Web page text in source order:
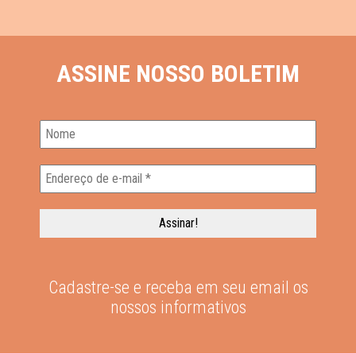
ASSINE NOSSO BOLETIM
Cadastre-se e receba em seu email os
nossos informativos